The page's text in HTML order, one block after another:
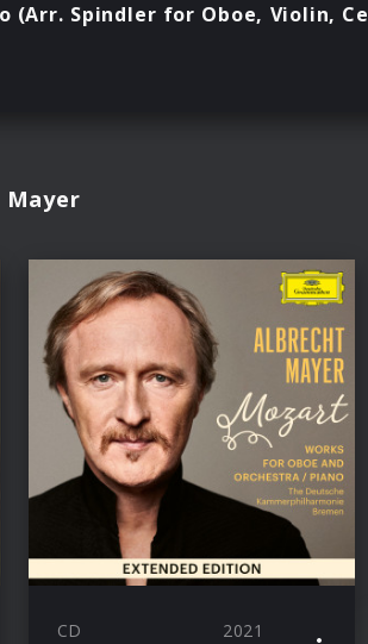
(Arr. Spindler for Oboe, Violin,
CD 2021